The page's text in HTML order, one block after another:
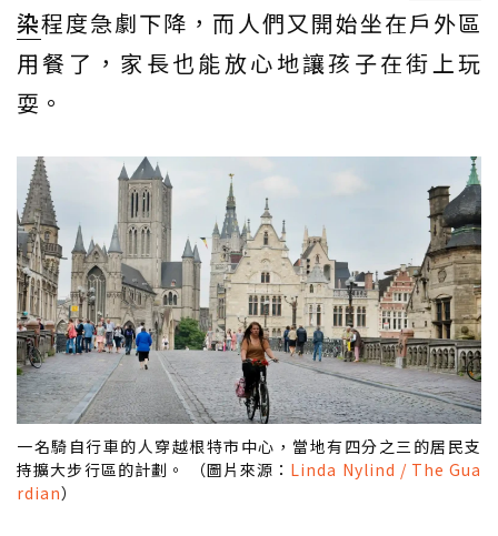
染程度急劇下降，而人們又開始坐在戶外區
用餐了，家長也能放心地讓孩子在街上玩
耍。
一名騎自行車的人穿越根特市中心，當地有四分之三的居民支
持擴大步行區的計劃。 （圖片來源： Linda Nylind / The Gua
rdian）